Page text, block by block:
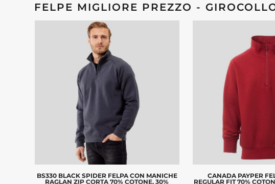
FELPE MIGLIORE PREZZO -
BS330 BLACK SPIDER FELPA CON MANICHE
RAGLAN ZIP CORTA 70% COTONE, 30%
CANADA PAYPER
REGULAR FIT 70%